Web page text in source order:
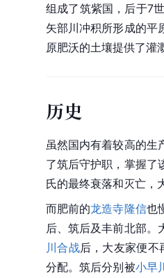
组成了筑紫国，后于7
矢部川冲积所形成的平
原肥沃的土壤提供了灌
历史
虽然国内有着较高的生
了筑后守护职，掌握了
氏的最终衰落和灭亡，
而肥前的龙造寺隆信也
后、筑后及丰前北部。
川合战后，大友家便不
分配。筑后分别被小早